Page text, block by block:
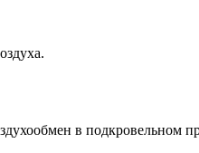
в подкровельном